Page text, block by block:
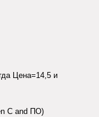
Цена=14,5 и
C and ПО)